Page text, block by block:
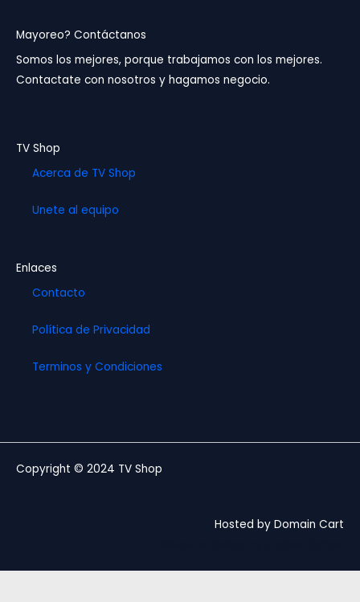
b
o
o
k
g
r
a
b
e
Mayoreo? Contáctanos
Somos los mejores, porque trabajamos con los mejores.
Contactate con nosotros y hagamos negocio.
TV Shop
Acerca de TV Shop
Unete al equipo
Enlaces
Contacto
Política de Privacidad
Terminos y Condiciones
Copyright © 2024 TV Shop
Hosted by Domain Cart